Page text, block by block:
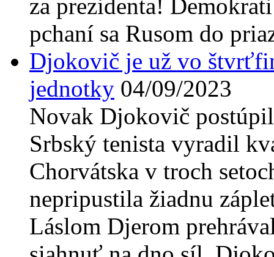
za prezidenta!
pchaní sa Rusom do
Djokovič je už vo
jednotky 04/09/2023
Novak Djokovič
Srbský tenista vyradil
Chorvátska v troch
nepripustila žiadnu
Láslom Djerom